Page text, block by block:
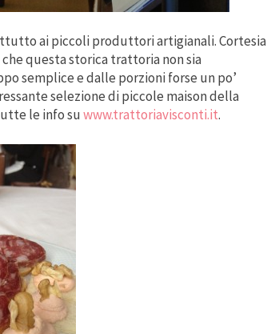
ai piccoli produttori artigianali. Cortesia
questa storica trattoria non sia
semplice e dalle porzioni forse un po’
selezione di piccole maison della
le info suwww.trattoriavisconti.it.